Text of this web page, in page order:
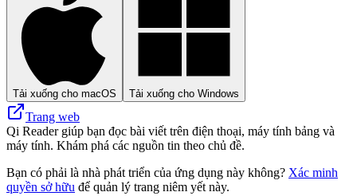
Tải xuống cho macOS Tải xuống cho Windows
Trang web
Qi Reader giúp bạn đọc bài viết trên điện thoại, máy tính bảng và
máy tính. Khám phá các nguồn tin theo chủ đề.
Bạn có phải là nhà phát triển của ứng dụng này không? Xác minh
quyền sở hữu để quản lý trang niêm yết này.